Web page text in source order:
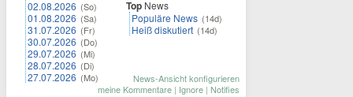
02.08.2026 (So)
01.08.2026 (Sa)
31.07.2026 (Fr)
30.07.2026 (Do)
29.07.2026 (Mi)
28.07.2026 (Di)
27.07.2026 (Mo)
Top News
Populäre News (14d)
Heiß diskutiert (14d)
News-Ansicht konfigurieren
meine Kommentare | Ignore | Notifies